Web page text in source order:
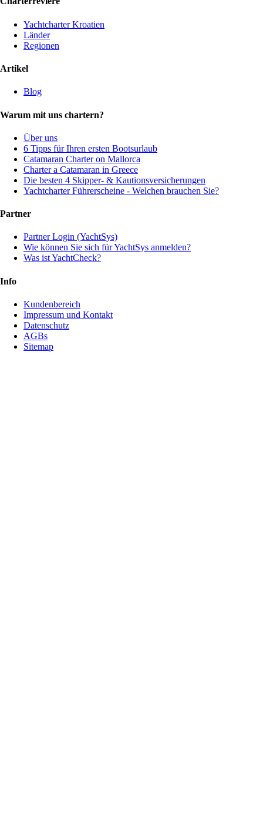
Yachtcharter Kroatien
Länder
Regionen
Artikel
Blog
Warum mit uns chartern?
Über uns
6 Tipps für Ihren ersten Bootsurlaub
Catamaran Charter on Mallorca
Charter a Catamaran in Greece
Die besten 4 Skipper- & Kautionsversicherungen
Yachtcharter Führerscheine - Welchen brauchen Sie?
Partner
Partner Login (YachtSys)
Wie können Sie sich für YachtSys anmelden?
Was ist YachtCheck?
Info
Kundenbereich
Impressum und Kontakt
Datenschutz
AGBs
Sitemap